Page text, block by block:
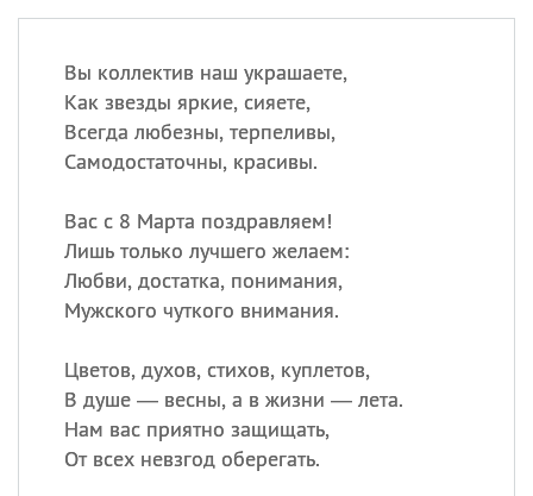
Вы коллектив наш украшаете,
Как звезды яркие, сияете,
Всегда любезны, терпеливы,
Самодостаточны, красивы.
Вас с 8 Марта поздравляем!
Лишь только лучшего желаем:
Любви, достатка, понимания,
Мужского чуткого внимания.
Цветов, духов, стихов, куплетов,
В душе — весны, а в жизни — лета.
Нам вас приятно защищать,
От всех невзгод оберегать.